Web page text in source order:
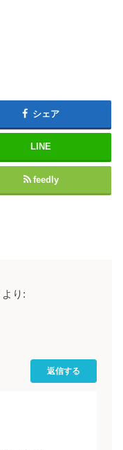
シェア
LINE
feedly
より:
返信する